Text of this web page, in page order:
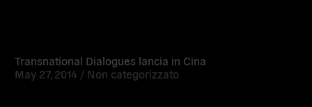
Transnational Dialogues lancia in Cina
May 27, 2014 / Non categorizzato